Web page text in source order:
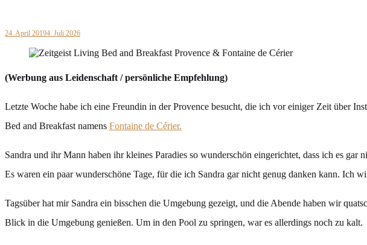
24. April 20194. Juli 2026
(Werbung aus Leidenschaft / persönliche Empfehlung)
Letzte Woche habe ich eine Freundin in der Provence besucht, die ich vor einiger Zeit über
Bed and Breakfast namens Fontaine de Cérier.
Sandra und ihr Mann haben ihr kleines Paradies so wunderschön eingerichtet, dass ich es
Es waren ein paar wunderschöne Tage, für die ich Sandra gar nicht genug danken kann. Ich
Tagsüber hat mir Sandra ein bisschen die Umgebung gezeigt, und die Abende haben wir
Blick in die Umgebung genießen. Um in den Pool zu springen, war es allerdings noch zu kalt.